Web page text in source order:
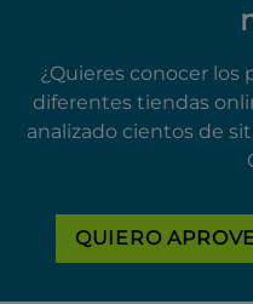
¿Quieres conocer
diferentes tiendas
analizado cientos de
QUIERO